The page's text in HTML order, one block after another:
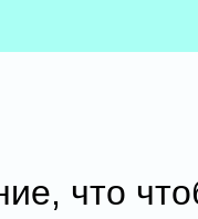
что